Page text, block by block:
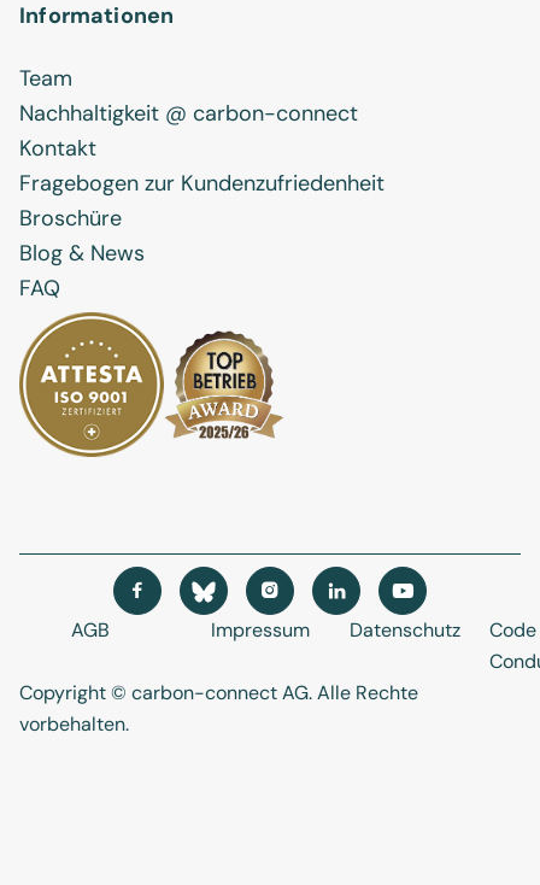
Informationen
Team
Nachhaltigkeit @ carbon-connect
Kontakt
Fragebogen zur Kundenzufriedenheit
Broschüre
Blog & News
FAQ
Copyright © carbon-connect AG. Alle Rechte
vorbehalten.
AGB Impressum Datenschutz
   